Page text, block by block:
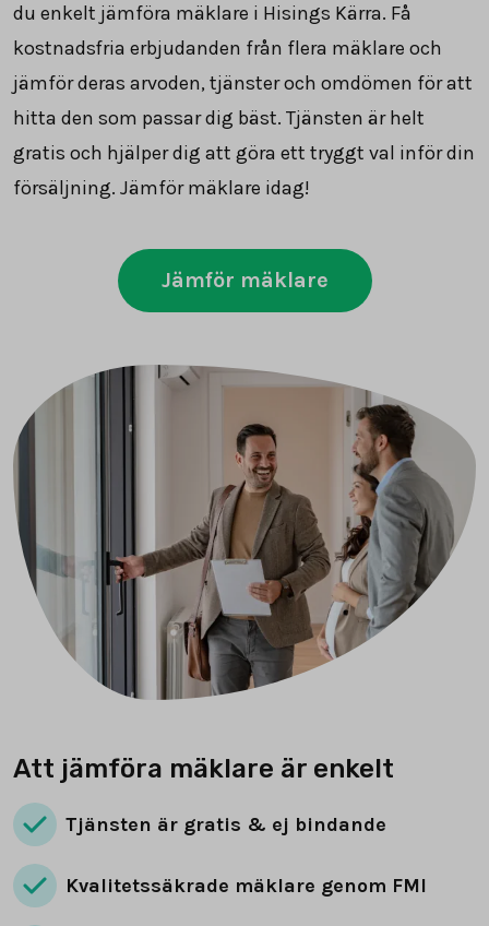
du enkelt jämföra mäklare i Hisings Kärra. Få
kostnadsfria erbjudanden från flera mäklare och
jämför deras arvoden, tjänster och omdömen för att
hitta den som passar dig bäst. Tjänsten är helt
gratis och hjälper dig att göra ett tryggt val inför din
försäljning. Jämför mäklare idag!
Jämför mäklare
Att jämföra mäklare är enkelt
Tjänsten är gratis & ej bindande
Kvalitetssäkrade mäklare genom FMI